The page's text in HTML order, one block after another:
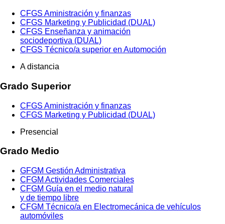
CFGS Aministración y finanzas
CFGS Marketing y Publicidad (DUAL)
CFGS Enseñanza y animación
sociodeportiva (DUAL)
CFGS Técnico/a superior en Automoción
A distancia
Grado Superior
CFGS Aministración y finanzas
CFGS Marketing y Publicidad (DUAL)
Presencial
Grado Medio
GFGM Gestión Administrativa
CFGM Actividades Comerciales
CFGM Guía en el medio natural
y de tiempo libre
CFGM Técnico/a en Electromecánica de vehículos
automóviles